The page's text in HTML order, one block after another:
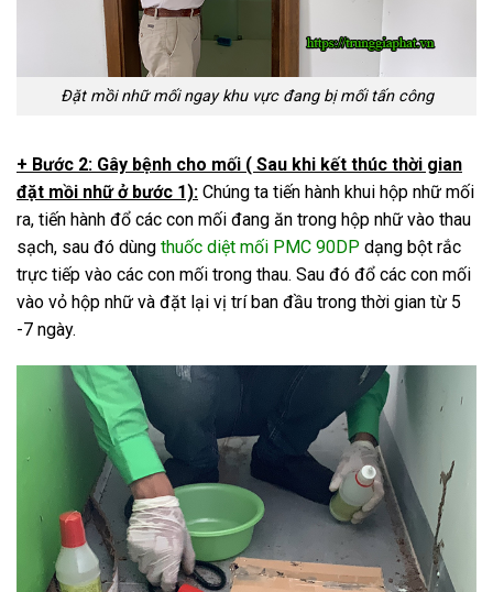
Đặt mồi nhữ mối ngay khu vực đang bị mối tấn công
+ Bước 2: Gây bệnh cho mối ( Sau khi kết thúc thời gian
đặt mồi nhữ ở bước 1): Chúng ta tiến hành khui hộp nhữ mối
ra, tiến hành đổ các con mối đang ăn trong hộp nhữ vào thau
sạch, sau đó dùng thuốc diệt mối PMC 90DP dạng bột rắc
trực tiếp vào các con mối trong thau. Sau đó đổ các con mối
vào vỏ hộp nhữ và đặt lại vị trí ban đầu trong thời gian từ 5
-7 ngày.